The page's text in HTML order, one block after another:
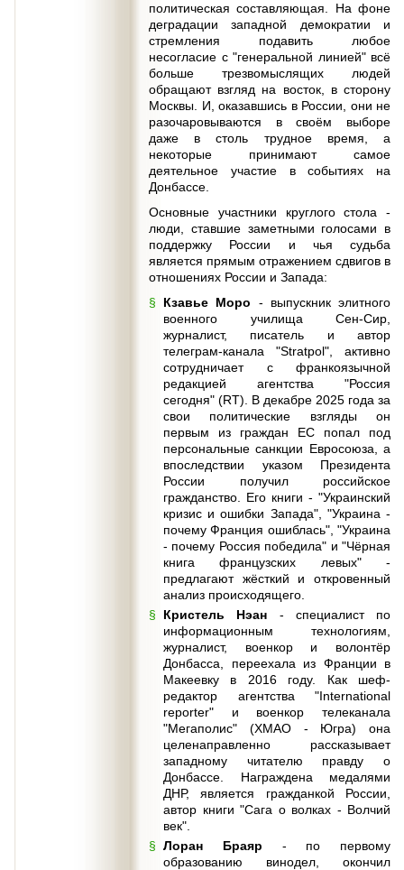
политическая составляющая. На фоне
деградации западной демократии и
стремления подавить любое
несогласие с "генеральной линией" всё
больше трезвомыслящих людей
обращают взгляд на восток, в сторону
Москвы. И, оказавшись в России, они не
разочаровываются в своём выборе
даже в столь трудное время, а
некоторые принимают самое
деятельное участие в событиях на
Донбассе.
Основные участники круглого стола -
люди, ставшие заметными голосами в
поддержку России и чья судьба
является прямым отражением сдвигов в
отношениях России и Запада:
Кзавье Моро - выпускник элитного
военного училища Сен-Сир,
журналист, писатель и автор
телеграм-канала "Stratpol", активно
сотрудничает с франкоязычной
редакцией агентства "Россия
сегодня" (RT). В декабре 2025 года за
свои политические взгляды он
первым из граждан ЕС попал под
персональные санкции Евросоюза, а
впоследствии указом Президента
России получил российское
гражданство. Его книги - "Украинский
кризис и ошибки Запада", "Украина -
почему Франция ошиблась", "Украина
- почему Россия победила" и "Чёрная
книга французских левых" -
предлагают жёсткий и откровенный
анализ происходящего.
Кристель Нэан - специалист по
информационным технологиям,
журналист, военкор и волонтёр
Донбасса, переехала из Франции в
Макеевку в 2016 году. Как шеф-
редактор агентства "International
reporter" и военкор телеканала
"Мегаполис" (ХМАО - Югра) она
целенаправленно рассказывает
западному читателю правду о
Донбассе. Награждена медалями
ДНР, является гражданкой России,
автор книги "Сага о волках - Волчий
век".
Лоран Браяр - по первому
образованию винодел, окончил